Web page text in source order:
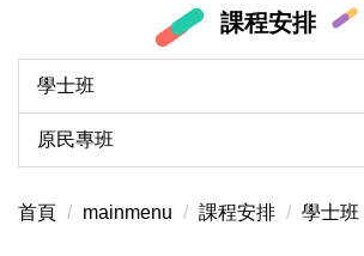
課程安排
學士班
原民專班
首頁 mainmenu 課程安排 學士班